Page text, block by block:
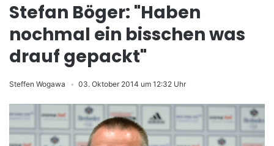
Stefan Böger: "Haben
nochmal ein bisschen was
drauf gepackt"
Steffen Wogawa 03. Oktober 2014 um 12:32 Uhr